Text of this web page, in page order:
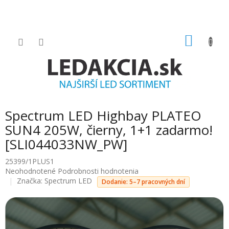
Spectrum LED Highbay PLATEO
SUN4 205W, čierny, 1+1 zadarmo!
[SLI044033NW_PW]
25399/1PLUS1
Priemerné
hodnotenie
je
0.0
z
Neohodnotené Podrobnosti hodnotenia
Značka: Spectrum LED Dodanie: 5–7 pracovných dní